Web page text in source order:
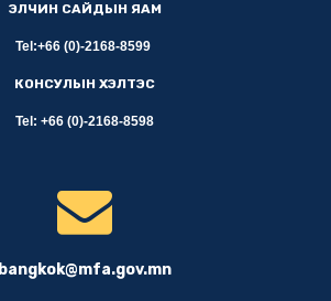
ЭЛЧИН САЙДЫН ЯАМ
Tel:+66 (0)-2168-8599
КОНСУЛЫН ХЭЛТЭС
Tel: +66 (0)-2168-8598
bangkok@mfa.gov.mn